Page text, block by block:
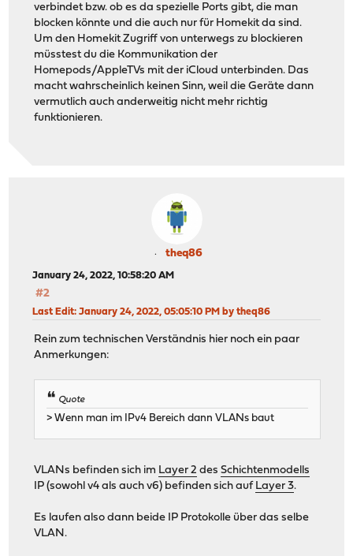
verbindet bzw. ob es da spezielle Ports gibt, die man
blocken könnte und die auch nur für Homekit da sind.
Um den Homekit Zugriff von unterwegs zu blockieren
müsstest du die Kommunikation der
Homepods/AppleTVs mit der iCloud unterbinden. Das
macht wahrscheinlich keinen Sinn, weil die Geräte dann
vermutlich auch anderweitig nicht mehr richtig
funktionieren.
theq86
January 24, 2022, 10:58:20 AM
#2
Last Edit: January 24, 2022, 05:05:10 PM by theq86
Rein zum technischen Verständnis hier noch ein paar
Anmerkungen:
Quote
> Wenn man im IPv4 Bereich dann VLANs baut
VLANs befinden sich im Layer 2 desSchichtenmodells
IP (sowohl v4 als auch v6) befinden sich auf Layer 3.
Es laufen also dann beide IP Protokolle über das selbe
VLAN.